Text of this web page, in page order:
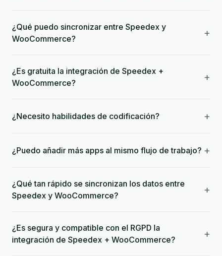
¿Qué puedo sincronizar entre Speedex y
WooCommerce?
+
¿Es gratuita la integración de Speedex +
WooCommerce?
+
¿Necesito habilidades de codificación? +
¿Puedo añadir más apps al mismo flujo de trabajo? +
¿Qué tan rápido se sincronizan los datos entre
Speedex y WooCommerce?
+
¿Es segura y compatible con el RGPD la
integración de Speedex + WooCommerce?
+